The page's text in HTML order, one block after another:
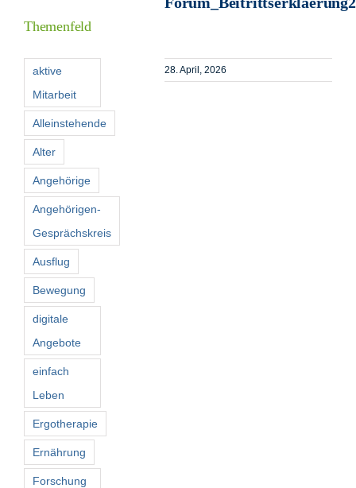
28. April, 2026
Themenfeld
aktive
Mitarbeit
Alleinstehende
Alter
Angehörige
Angehörigen-
Gesprächskreis
Ausflug
Bewegung
digitale
Angebote
einfach
Leben
Ergotherapie
Ernährung
Forschung